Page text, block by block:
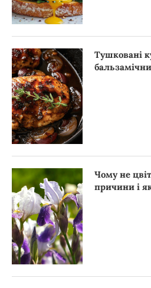
Тушковані
Чому не
причини і